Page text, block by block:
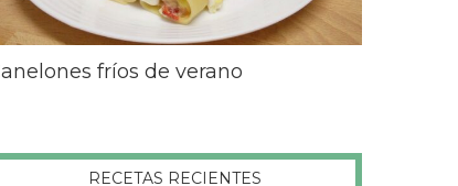
fríos de verano
RECETAS RECIENTES